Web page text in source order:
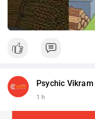
Psychic Vikram
1 h